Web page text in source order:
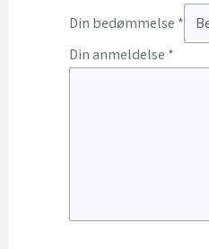
Din bedømmelse *
Din anmeldelse *